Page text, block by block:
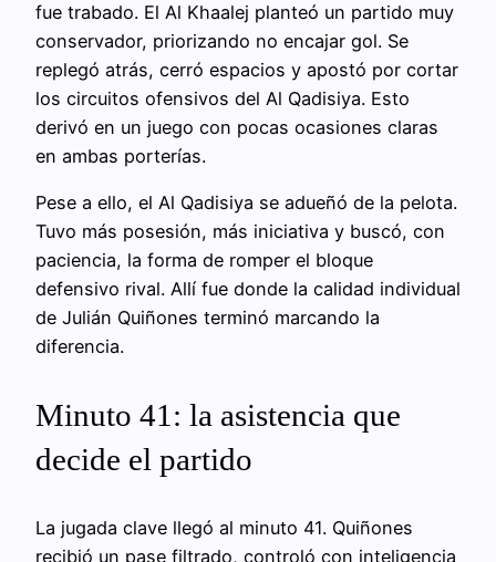
fue trabado. El Al Khaalej planteó un partido muy
conservador, priorizando no encajar gol. Se
replegó atrás, cerró espacios y apostó por cortar
los circuitos ofensivos del Al Qadisiya. Esto
derivó en un juego con pocas ocasiones claras
en ambas porterías.
Pese a ello, el Al Qadisiya se adueñó de la pelota.
Tuvo más posesión, más iniciativa y buscó, con
paciencia, la forma de romper el bloque
defensivo rival. Allí fue donde la calidad individual
de Julián Quiñones terminó marcando la
diferencia.
Minuto 41: la asistencia que
decide el partido
La jugada clave llegó al minuto 41. Quiñones
recibió un pase filtrado, controló con inteligencia